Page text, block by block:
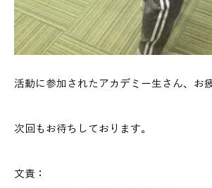
活動に参加されたアカデミー生さん、お
次回もお待ちしております。
文責：